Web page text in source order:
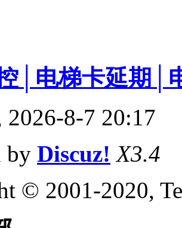
│电梯卡延期│
8-7 20:17
by Discuz! X3.4
© 2001-2020,